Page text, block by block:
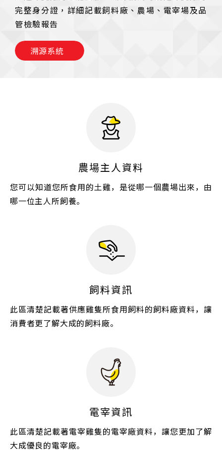
完整身分證，詳細記載飼料廠、農場、電宰場及品
管檢驗報告
溯源系統
農場主人資料
您可以知道您所食用的土雞，是從哪一個農場出來，由
哪一位主人所飼養。
飼料資訊
此區清楚記載著供應雞隻所食用飼料的飼料廠資料，讓
消費者更了解大成的飼料廠。
電宰資訊
此區清楚記載著電宰雞隻的電宰廠資料，讓您更加了解
大成優良的電宰廠。